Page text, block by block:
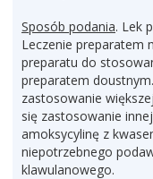
Sposób podania. Lek
Leczenie preparatem
preparatu do
preparatem
zastosowanie
się zastosowanie
amoksycylinę z
niepotrzebnego
klawulanowego.